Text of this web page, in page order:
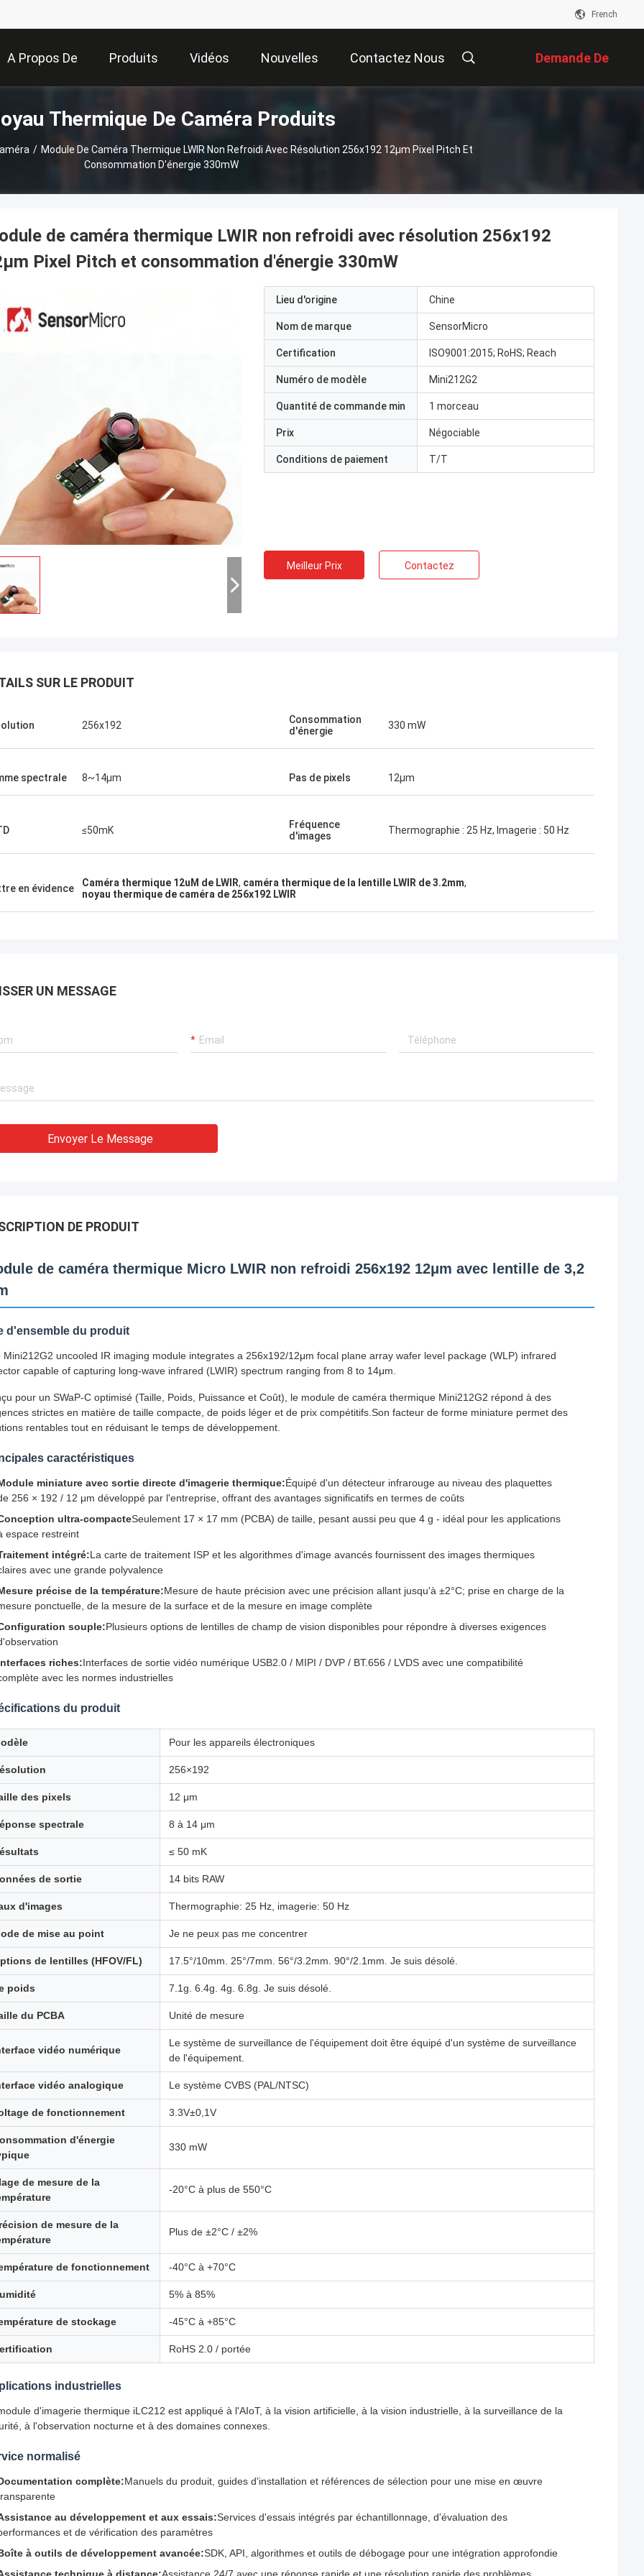
French
A Propos De
Nous
Produits Vidéos Nouvelles Contactez Nous Demande De
Soumission
Thermique De Caméra Produits
/ Module De Caméra Thermique LWIR Non Refroidi Avec Résolution 256x192 12μm Pixel Pitch Et
Consommation D'énergie 330mW
de caméra thermique LWIR non refroidi avec résolution 256x192
Pixel Pitch et consommation d'énergie 330mW
Lieu d'origine Chine
Nom de marque SensorMicro
Certification ISO9001:2015; RoHS; Reach
Numéro de modèle Mini212G2
Quantité de commande min 1 morceau
Prix Négociable
Conditions de paiement T/T
Meilleur Prix Contactez
SUR LE PRODUIT
256x192
Consommation
d'énergie
330 mW
spectrale 8~14μm Pas de pixels 12μm
≤50mK
Fréquence
d'images
Thermographie : 25 Hz, Imagerie : 50 Hz
en évidence Caméra thermique 12uM de LWIR, caméra thermique de la lentille LWIR de 3.2mm,
noyau thermique de caméra de 256x192 LWIR
UN MESSAGE
Envoyer Le Message
DE PRODUIT
de caméra thermique Micro LWIR non refroidi 256x192 12μm avec lentille de 3,2
d'ensemble du produit
Mini212G2 uncooled IR imaging module integrates a 256x192/12μm focal plane array wafer level package (WLP) infrared
capable of capturing long-wave infrared (LWIR) spectrum ranging from 8 to 14μm.
pour un SWaP-C optimisé (Taille, Poids, Puissance et Coût), le module de caméra thermique Mini212G2 répond à des
strictes en matière de taille compacte, de poids léger et de prix compétitifs.Son facteur de forme miniature permet des
rentables tout en réduisant le temps de développement.
caractéristiques
miniature avec sortie directe d'imagerie thermique:Équipé d'un détecteur infrarouge au niveau des plaquettes
256 × 192 / 12 μm développé par l'entreprise, offrant des avantages significatifs en termes de coûts
ultra-compacteSeulement 17 × 17 mm (PCBA) de taille, pesant aussi peu que 4 g - idéal pour les applications
espace restreint
intégré:La carte de traitement ISP et les algorithmes d'image avancés fournissent des images thermiques
avec une grande polyvalence
précise de la température:Mesure de haute précision avec une précision allant jusqu'à ±2°C; prise en charge de la
ponctuelle, de la mesure de la surface et de la mesure en image complète
souple:Plusieurs options de lentilles de champ de vision disponibles pour répondre à diverses exigences
riches:Interfaces de sortie vidéo numérique USB2.0 / MIPI / DVP / BT.656 / LVDS avec une compatibilité
avec les normes industrielles
du produit
Pour les appareils électroniques
256×192
des pixels 12 μm
spectrale 8 à 14 μm
≤ 50 mK
de sortie 14 bits RAW
d'images Thermographie: 25 Hz, imagerie: 50 Hz
de mise au point Je ne peux pas me concentrer
de lentilles (HFOV/FL) 17.5°/10mm. 25°/7mm. 56°/3.2mm. 90°/2.1mm. Je suis désolé.
poids 7.1g. 6.4g. 4g. 6.8g. Je suis désolé.
du PCBA Unité de mesure
vidéo numérique
Le système de surveillance de l'équipement doit être équipé d'un système de surveillance
de l'équipement.
vidéo analogique Le système CVBS (PAL/NTSC)
de fonctionnement 3.3V±0,1V
d'énergie
330 mW
de mesure de la
-20°C à plus de 550°C
de mesure de la
Plus de ±2°C / ±2%
de fonctionnement -40°C à +70°C
5% à 85%
de stockage -45°C à +85°C
RoHS 2.0 / portée
industrielles
d'imagerie thermique iLC212 est appliqué à l'AIoT, à la vision artificielle, à la vision industrielle, à la surveillance de la
à l'observation nocturne et à des domaines connexes.
normalisé
complète:Manuels du produit, guides d'installation et références de sélection pour une mise en œuvre
au développement et aux essais:Services d'essais intégrés par échantillonnage, d'évaluation des
et de vérification des paramètres
à outils de développement avancée:SDK, API, algorithmes et outils de débogage pour une intégration approfondie